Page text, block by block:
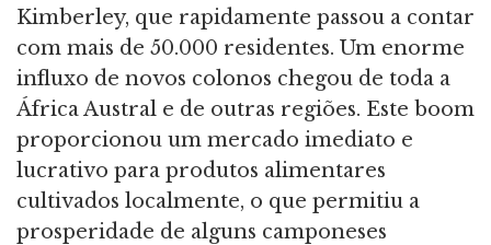
Kimberley, que rapidamente passou a contar
com mais de 50.000 residentes. Um enorme
influxo de novos colonos chegou de toda a
África Austral e de outras regiões. Este boom
proporcionou um mercado imediato e
lucrativo para produtos alimentares
cultivados localmente, o que permitiu a
prosperidade de alguns camponeses